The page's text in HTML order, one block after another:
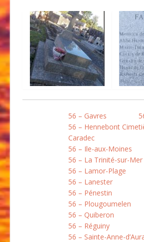
56 – Gavres
56 – Hennebont
Caradec
56 – Ile-aux-Moines
56 – La Trinité-sur-Mer
56 – Lamor-Plage
56 – Lanester
56 – Pénestin
56 – Plougoumelen
56 – Quiberon
56 – Réguiny
56 – Sainte-Anne-